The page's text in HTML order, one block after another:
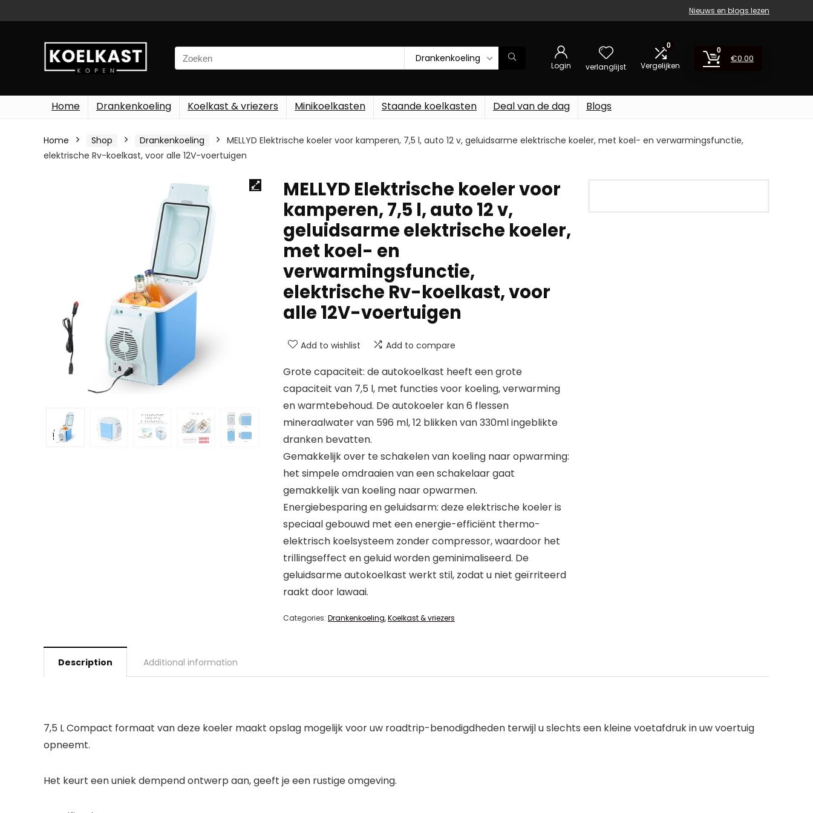
Nieuws en blogs lezen
Search
for:
Drankenkoeling
Login verlanglijst
0
Vergelijken
0
€0.00
Home Drankenkoeling Koelkast & vriezers Minikoelkasten Staande koelkasten Deal van de dag Blogs
Home Shop Drankenkoeling
MELLYD Elektrische koeler voor kamperen, 7,5 l, auto 12 v, geluidsarme elektrische koeler, met koel- en verwarmingsfunctie,
elektrische Rv-koelkast, voor alle 12V-voertuigen
MELLYD Elektrische koeler voor
kamperen, 7,5 l, auto 12 v,
geluidsarme elektrische koeler,
met koel- en
verwarmingsfunctie,
elektrische Rv-koelkast, voor
alle 12V-voertuigen
Add to wishlist Add to compare
Grote capaciteit: de autokoelkast heeft een grote
capaciteit van 7,5 l, met functies voor koeling, verwarming
en warmtebehoud. De autokoeler kan 6 flessen
mineraalwater van 596 ml, 12 blikken van 330ml ingeblikte
dranken bevatten.
Gemakkelijk over te schakelen van koeling naar opwarming:
het simpele omdraaien van een schakelaar gaat
gemakkelijk van koeling naar opwarmen.
Energiebesparing en geluidsarm: deze elektrische koeler is
speciaal gebouwd met een energie-efficiënt thermo-
elektrisch koelsysteem zonder compressor, waardoor het
trillingseffect en geluid worden geminimaliseerd. De
geluidsarme autokoelkast werkt stil, zodat u niet geïrriteerd
raakt door lawaai.
Categories: Drankenkoeling,Koelkast & vriezers
Description Additional information
7,5 L Compact formaat van deze koeler maakt opslag mogelijk voor uw roadtrip-benodigdheden terwijl u slechts een kleine voetafdruk in uw voertuig
opneemt.
Het keurt een uniek dempend ontwerp aan, geeft je een rustige omgeving.